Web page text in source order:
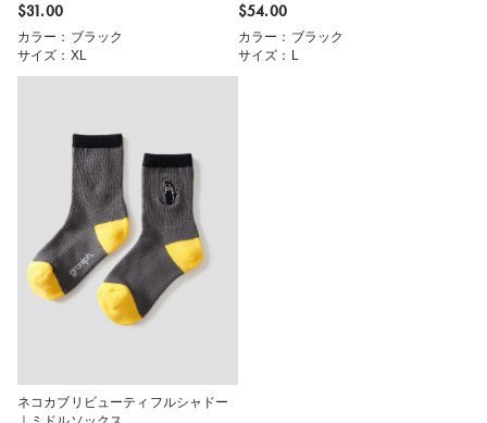
$‌31.00
カラー：ブラック
サイズ：XL
$‌54.00
カラー：ブラック
サイズ：L
ネコカブリビューティフルシャドー